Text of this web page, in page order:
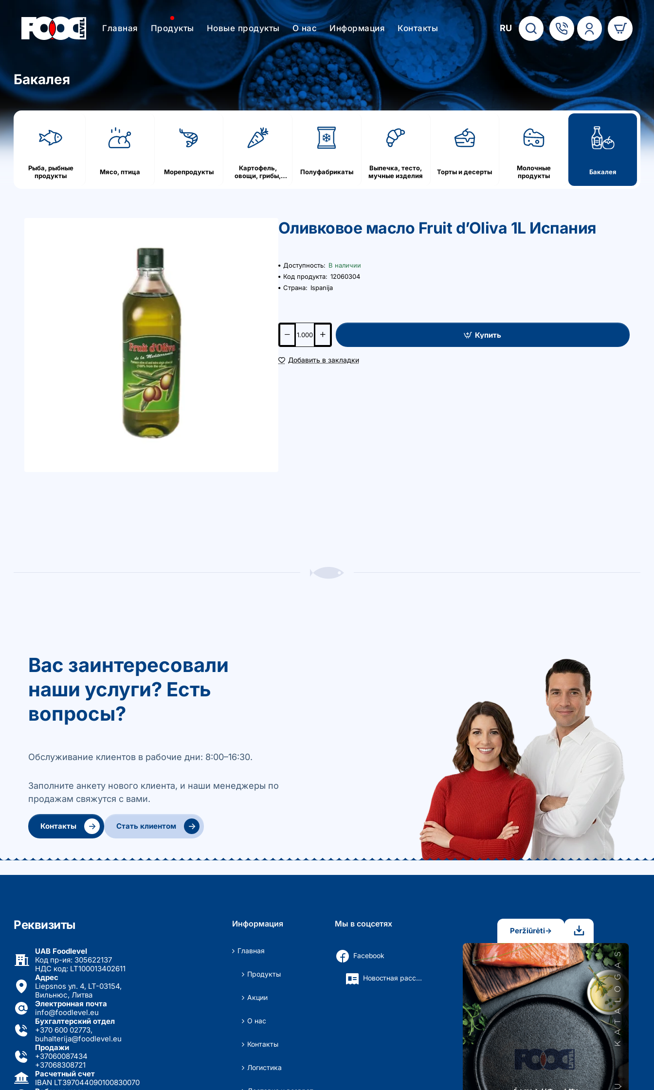
Главная Продукты Новые продукты О нас Информация Контакты RU
h
o
m
e
Бакалея
Рыба, рыбные
продукты
Мясо, птица Морепродукты
Картофель,
овощи, грибы,
Полуфабрикаты
Выпечка, тесто,
мучные изделия
Торты и десерты
Молочные
продукты
Бакалея
Оливковое масло Fruit d’Oliva 1L Испания
Доступность: В наличии
Код продукта: 12060304
Страна: Ispanija
Купить
Добавить в закладки
Вас заинтересовали
наши услуги? Есть
вопросы?
Обслуживание клиентов в рабочие дни: 8:00–16:30.
Заполните анкету нового клиента, и наши менеджеры по
продажам свяжутся с вами.
Контакты → Стать клиентом →
Реквизиты
UAB Foodlevel
Код пр-ия: 305622137
НДС код: LT100013402611
Адрес
Liepsnos ул. 4, LT-03154,
Вильнюс, Литва
Электронная почта
info@foodlevel.eu
Бухгалтерский отдел
+370 600 02773,
buhalterija@foodlevel.eu
Продажи
+37060087434
+37068308721
Расчетный счет
IBAN LT397044090100830070
Информация
Главная
Продукты
Акции
О нас
Контакты
Логистика
Мы в соцсетях
Facebook
Новостная рассылка
Peržiūrėti→